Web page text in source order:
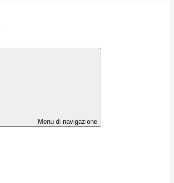
Menu di navigazione